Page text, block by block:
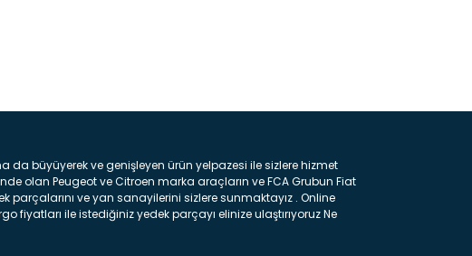
büyüyerek ve genişleyen ürün yelpazesi ile sizlere hizmet
olan Peugeot ve Citroen marka araçların ve FCA Grubun Fiat
parçalarını ve yan sanayilerini sizlere sunmaktayız . Online
fiyatları ile istediğiniz yedek parçayı elinize ulaştırıyoruz Ne
ile yapılmış olan kaporta aksam parçasıdır. Çamurluk :